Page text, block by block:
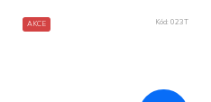
AKCE Kód: 023T